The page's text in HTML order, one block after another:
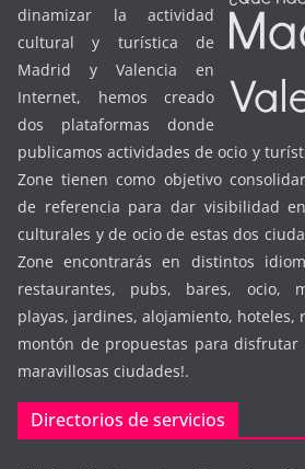
dinamizar la actividad
cultural y turística de
Madrid y Valencia en
Internet, hemos creado
dos plataformas donde
publicamos actividades de ocio y
Zone tienen como objetivo
de referencia para dar visibilidad
culturales y de ocio de estas dos
Zone encontrarás en distintos
restaurantes, pubs, bares, ocio,
playas, jardines, alojamiento, hoteles,
montón de propuestas para disfrutar
maravillosas ciudades!.
Directorios de servicios